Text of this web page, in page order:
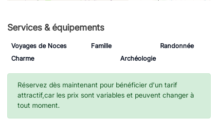
Services & équipements
Voyages de Noces Famille
Randonnée
Charme
Archéologie
Réservez dès maintenant pour bénéficier d'un tarif
attractif,car les prix sont variables et peuvent changer à
tout moment.